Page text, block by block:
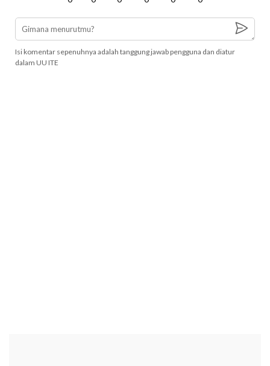
Isi komentar sepenuhnya adalah tanggung jawab pengguna dan diatur
dalam UU ITE